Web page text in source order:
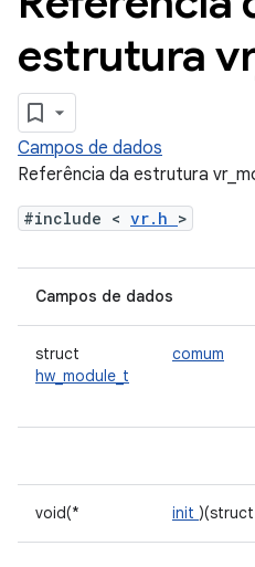
estrutura vr
Campos de dados
Referência da estrutura
#include < vr.h >
Campos de dados
struct
hw_module_t
comum
void(* init )(struct